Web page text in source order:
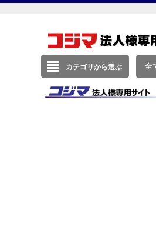
カテゴリから選ぶ 全